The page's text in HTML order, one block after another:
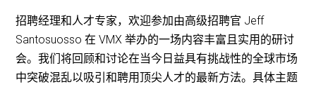
招聘经理和人才专家，欢迎参加由高级招聘官 Jeff
Santosuosso 在 VMX 举办的一场内容丰富且实用的研讨
会。我们将回顾和讨论在当今日益具有挑战性的全球市场
中突破混乱以吸引和聘用顶尖人才的最新方法。具体主题